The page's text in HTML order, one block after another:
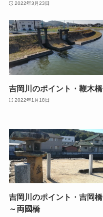
2022年3月23日
吉岡川のポイント・鞭木橋
2022年1月18日
吉岡川のポイント・吉岡橋
～両國橋